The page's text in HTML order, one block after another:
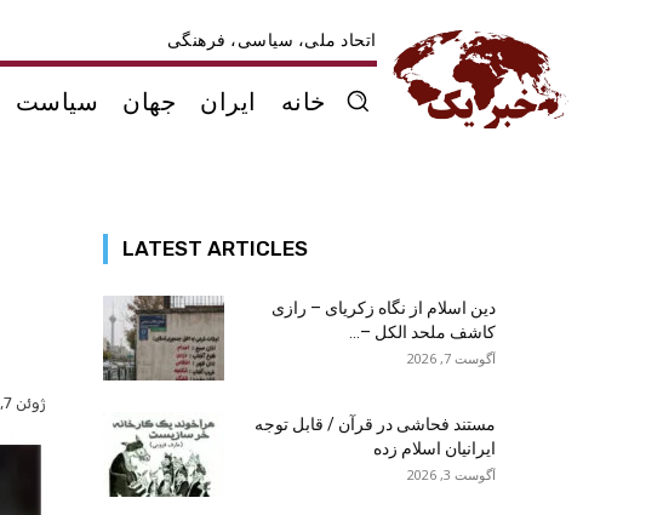
اتحاد ملی، سیاسی، فرهنگی
خانه ایران جهان سیاست
ژوئن 7, 2026
LATEST ARTICLES
دین اسلام از نگاه زکریای – رازی
کاشف ملحد الکل –...
آگوست 7, 2026
مستند فحاشی در قرآن / قابل توجه
ایرانیان اسلام زده
آگوست 3, 2026